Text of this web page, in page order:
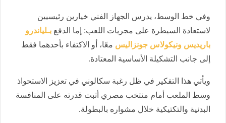
وفي خط الوسط، يدرس الجهاز الفني خيارين رئيسيين
لاستعادة السيطرة على مجريات اللعب: إما الدفع بـلياندرو
باريديس ونيكولاس جونزاليس معًا، أو الاكتفاء بأحدهما فقط
إلى جانب التشكيلة الأساسية المعتادة.
ويأتي هذا التفكير في ظل رغبة سكالوني في تعزيز الاستحواذ
وسط الملعب أمام منتخب مصري أثبت قدرته على المنافسة
البدنية والتكتيكية خلال مشواره بالبطولة.